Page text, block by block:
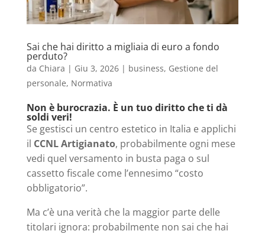
Sai che hai diritto a migliaia di euro a fondo
perduto?
da Chiara | Giu 3, 2026| business, Gestione del
personale, Normativa
Non è burocrazia. È un tuo diritto che ti dà
soldi veri!
Se gestisci un centro estetico in Italia e applichi
il CCNL Artigianato, probabilmente ogni mese
vedi quel versamento in busta paga o sul
cassetto fiscale come l’ennesimo “costo
obbligatorio”.
Ma c’è una verità che la maggior parte delle
titolari ignora: probabilmente non sai che hai